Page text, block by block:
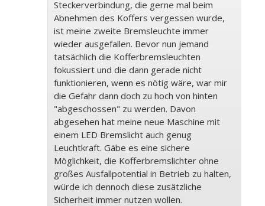
Steckerverbindung, die gerne mal beim
Abnehmen des Koffers vergessen wurde,
ist meine zweite Bremsleuchte immer
wieder ausgefallen. Bevor nun jemand
tatsächlich die Kofferbremsleuchten
fokussiert und die dann gerade nicht
funktionieren, wenn es nötig wäre, war mir
die Gefahr dann doch zu hoch von hinten
"abgeschossen" zu werden. Davon
abgesehen hat meine neue Maschine mit
einem LED Bremslicht auch genug
Leuchtkraft. Gäbe es eine sichere
Möglichkeit, die Kofferbremslichter ohne
großes Ausfallpotential in Betrieb zu halten,
würde ich dennoch diese zusätzliche
Sicherheit immer nutzen wollen.